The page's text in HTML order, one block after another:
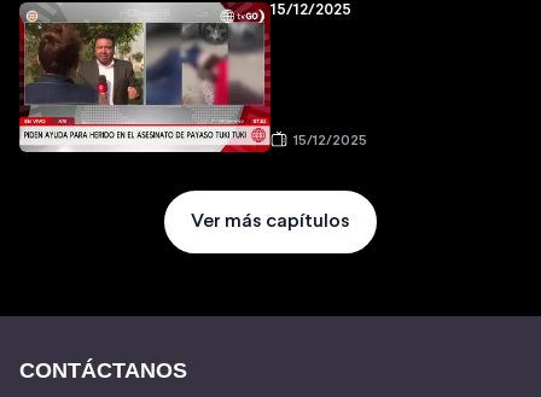
15/12/2025
15/12/2025
Ver más capítulos
CONTÁCTANOS